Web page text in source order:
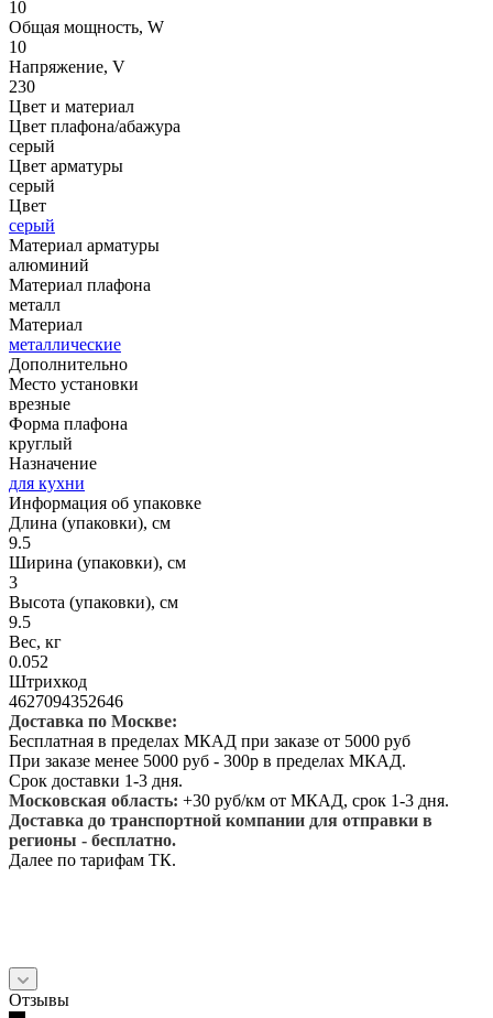
10
Общая мощность, W
10
Напряжение, V
230
Цвет и материал
Цвет плафона/абажура
серый
Цвет арматуры
серый
Цвет
серый
Материал арматуры
алюминий
Материал плафона
металл
Материал
металлические
Дополнительно
Место установки
врезные
Форма плафона
круглый
Назначение
для кухни
Информация об упаковке
Длина (упаковки), см
9.5
Ширина (упаковки), см
3
Высота (упаковки), см
9.5
Вес, кг
0.052
Штрихкод
4627094352646
Доставка по Москве:
Бесплатная в пределах МКАД при заказе от 5000 руб
При заказе менее 5000 руб - 300р в пределах МКАД.
Срок доставки 1-3 дня.
Московская область: +30 руб/км от МКАД, срок 1-3 дня.
Доставка до транспортной компании для отправки в
регионы - бесплатно.
Далее по тарифам ТК.
Отзывы